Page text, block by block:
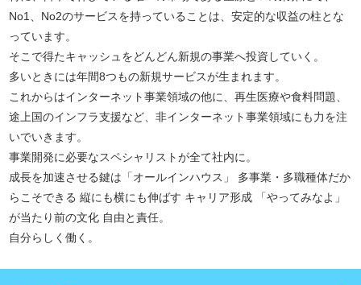
No1、No2のサービスを持っていることは、安定的な収益の柱とな
っています。
そこで得たキャッシュをどんどん新規の事業へ投資していく。
多いときには年間8つもの新規サービスが生まれます。
これからはインターネット事業領域の他に、再生医療や食料問題、
途上国のインフラ支援など、非インターネット事業領域にも力を注
いでいきます。
事業開発に必要なスペシャリストが全て社内に。
成長を加速させる鍵は「オールインハウス」 多事業・多職種体だか
らこそできる 縦にも横にも伸ばす キャリア形成 「やってみなよ」
が当たり前の文化 自由と責任。
自分らしく働く。